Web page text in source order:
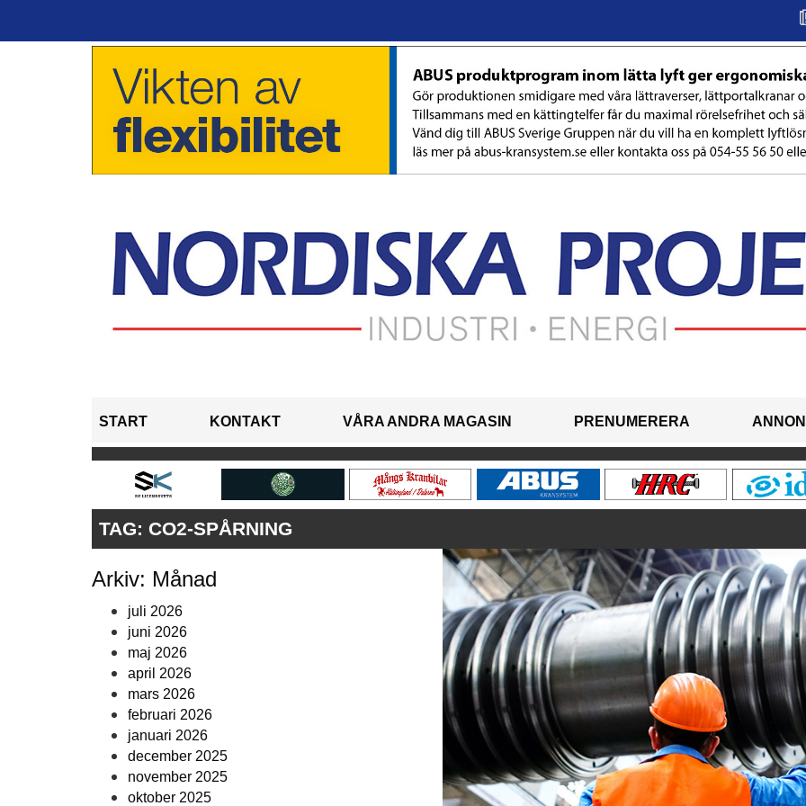
START KONTAKT VÅRA ANDRA MAGASIN PRENUMERERA
TAG: CO2-SPÅRNING
Arkiv: Månad
juli 2026
juni 2026
maj 2026
april 2026
mars 2026
februari 2026
januari 2026
december 2025
november 2025
oktober 2025